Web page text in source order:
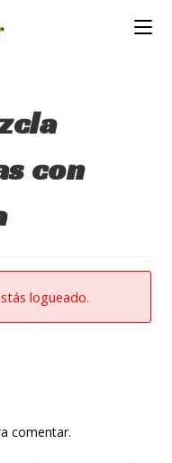
con
logueado.
comentar.